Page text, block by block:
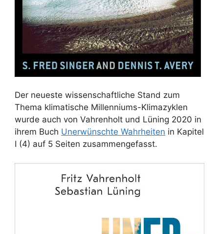
Der neueste wissenschaftliche Stand zum
Thema klimatische Millenniums-Klimazyklen
wurde auch von Vahrenholt und Lüning 2020 in
ihrem Buch Unerwünschte Wahrheiten in Kapitel
I (4) auf 5 Seiten zusammengefasst.